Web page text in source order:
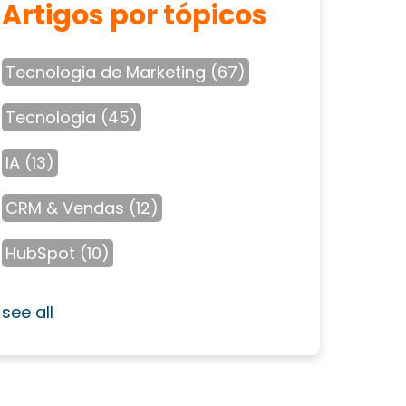
Artigos por tópicos
Tecnologia de Marketing (67)
Tecnologia (45)
IA (13)
CRM & Vendas (12)
HubSpot (10)
see all